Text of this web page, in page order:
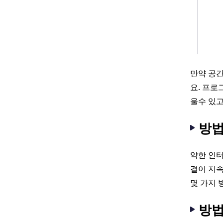
만약 공
요. 프로
울수 있
방
약한 인
결이 지
몇 가지
방